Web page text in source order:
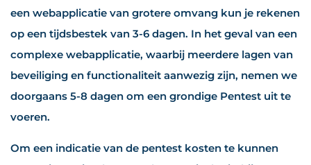
een webapplicatie van grotere omvang kun je rekenen
op een tijdsbestek van 3-6 dagen. In het geval van een
complexe webapplicatie, waarbij meerdere lagen van
beveiliging en functionaliteit aanwezig zijn, nemen we
doorgaans 5-8 dagen om een grondige Pentest uit te
voeren.
Om een indicatie van de pentest kosten te kunnen